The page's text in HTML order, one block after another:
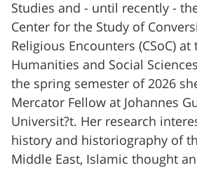
Studies and - until recently -
Center for the Study of
Religious Encounters (CSoC)
Humanities and Social
the spring semester of 2026
Mercator Fellow at Johannes
Universit?t. Her research
history and historiography of
Middle East, Islamic thought